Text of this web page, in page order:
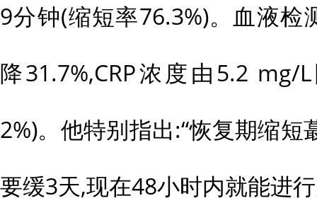
9分钟(缩短率76.3%)。血液检
降31.7%,CRP浓度由5.2
2%)。他特别指出:“恢复期缩
要缓3天,现在48小时内就能进